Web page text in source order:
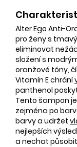
Alter Ego Anti-
pro ženy s
eliminovat
složení s
oranžové tóny,
Vitamín E chrání
panthenol
Tento šampon
zejména po
barvy a udržet
nejlepších
a nechat